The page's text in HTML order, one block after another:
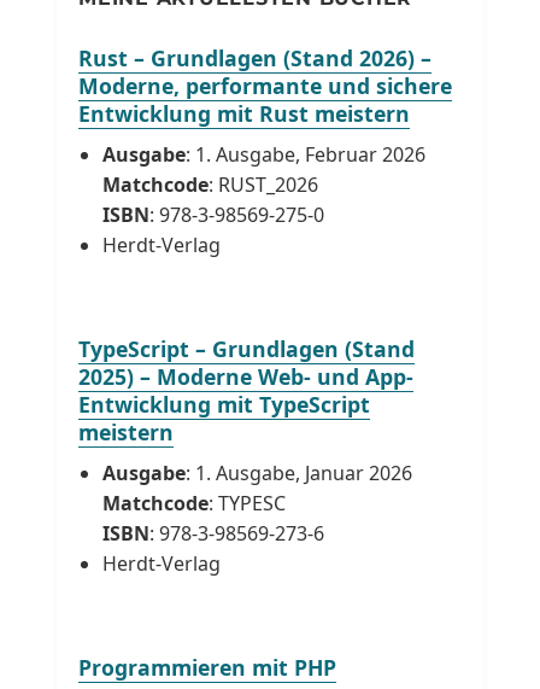
Rust – Grundlagen (Stand 2026) –
Moderne, performante und sichere
Entwicklung mit Rust meistern
Ausgabe: 1. Ausgabe, Februar 2026
Matchcode: RUST_2026
ISBN: 978-3-98569-275-0
Herdt-Verlag
TypeScript – Grundlagen (Stand
2025) – Moderne Web- und App-
Entwicklung mit TypeScript
meistern
Ausgabe: 1. Ausgabe, Januar 2026
Matchcode: TYPESC
ISBN: 978-3-98569-273-6
Herdt-Verlag
Programmieren mit PHP